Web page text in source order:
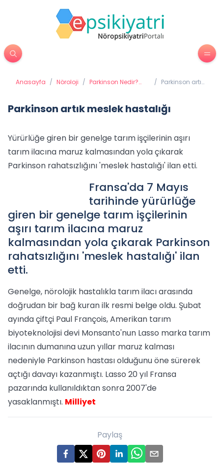
Anasayfa / Nöroloji / Parkinson Nedir?
/ Parkinson artık
Parkinson artık meslek hastalığı
Yürürlüğe giren bir genelge tarım işçilerinin aşırı
tarım ilacına maruz kalmasından yola çıkarak
Parkinson rahatsızlığını 'meslek hastalığı' ilan etti.
Fransa'da 7 Mayıs
tarihinde yürürlüğe
giren bir genelge tarım işçilerinin
aşırı tarım ilacına maruz
kalmasından yola çıkarak Parkinson
rahatsızlığını 'meslek hastalığı' ilan
etti.
Genelge, nörolojik hastalıkla tarım ilacı arasında
doğrudan bir bağ kuran ilk resmi belge oldu. Şubat
ayında çiftçi Paul François, Amerikan tarım
biyoteknolojisi devi Monsanto'nun Lasso marka tarım
ilacının dumanına uzun yıllar maruz kalması
nedeniyle Parkinson hastası olduğunu öne sürerek
açtığı davayı kazanmıştı. Lasso 20 yıl Fransa
pazarında kullanıldıktan sonra 2007'de
yasaklanmıştı. Milliyet
Paylaş